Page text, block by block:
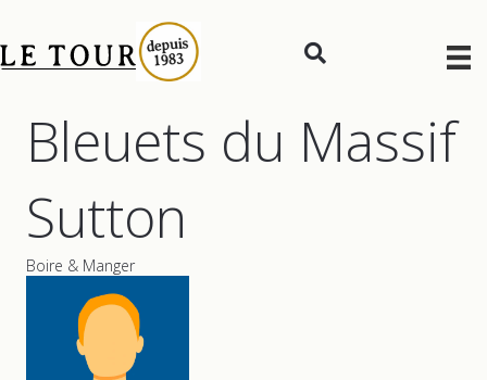
Bleuets du Massif
Sutton
Boire & Manger